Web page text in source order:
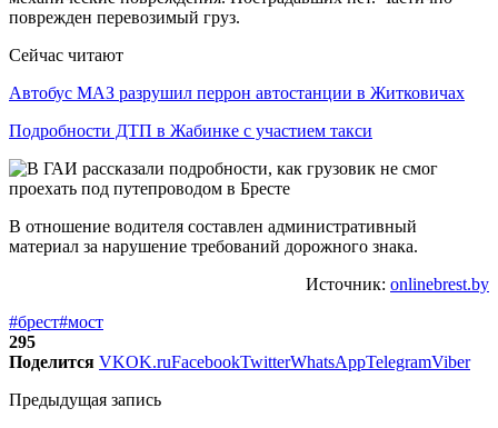
поврежден перевозимый груз.
Сейчас читают
Автобус МАЗ разрушил перрон автостанции в Житковичах
Подробности ДТП в Жабинке с участием такси
В отношение водителя составлен административный
материал за нарушение требований дорожного знака.
Источник: onlinebrest.by
#брест#мост
295
Поделится VKOK.ruFacebookTwitterWhatsAppTelegramViber
Предыдущая запись